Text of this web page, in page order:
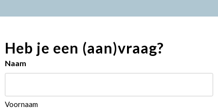
Heb je een (aan)vraag?
Naam
Voornaam